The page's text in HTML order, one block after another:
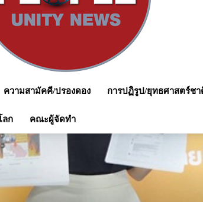
peopleunitynews
ความสามัคคี/ปรองดอง การปฏิรูป/ยุทธศาสตร์ชา
ลก คณะผู้จัดทำ